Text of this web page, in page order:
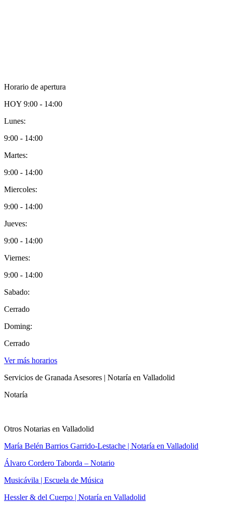
Horario de apertura
HOY 9:00 - 14:00
Lunes:
9:00 - 14:00
Martes:
9:00 - 14:00
Miercoles:
9:00 - 14:00
Jueves:
9:00 - 14:00
Viernes:
9:00 - 14:00
Sabado:
Cerrado
Doming:
Cerrado
Ver más horarios
Servicios de Granada Asesores | Notaría en Valladolid
Notaría
Otros Notarias en Valladolid
María Belén Barrios Garrido-Lestache | Notaría en Valladolid
Álvaro Cordero Taborda – Notario
Musicávila | Escuela de Música
Hessler & del Cuerpo | Notaría en Valladolid